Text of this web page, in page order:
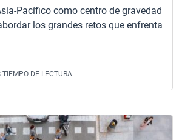
Pacífico como centro de gravedad
los grandes retos que enfrenta
DE LECTURA